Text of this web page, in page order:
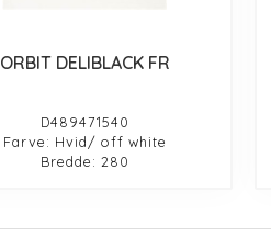
ORBIT DELIBLACK FR
D489471540
Farve: Hvid/ off white
Bredde: 280